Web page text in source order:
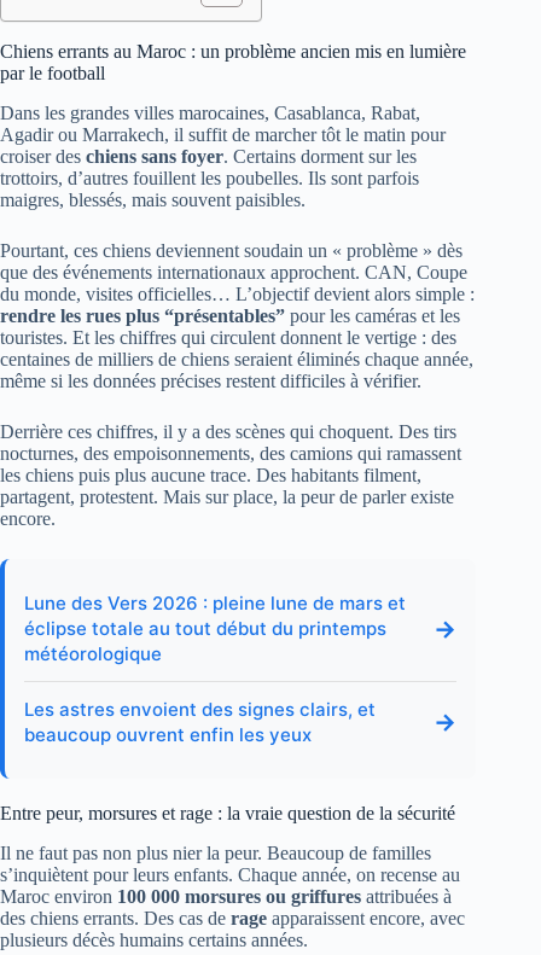
Chiens errants au Maroc : un problème ancien mis en lumière
par le football
Dans les grandes villes marocaines, Casablanca, Rabat,
Agadir ou Marrakech, il suffit de marcher tôt le matin pour
croiser des chiens sans foyer. Certains dorment sur les
trottoirs, d’autres fouillent les poubelles. Ils sont parfois
maigres, blessés, mais souvent paisibles.
Pourtant, ces chiens deviennent soudain un « problème » dès
que des événements internationaux approchent. CAN, Coupe
du monde, visites officielles… L’objectif devient alors simple :
rendre les rues plus “présentables” pour les caméras et les
touristes. Et les chiffres qui circulent donnent le vertige : des
centaines de milliers de chiens seraient éliminés chaque année,
même si les données précises restent difficiles à vérifier.
Derrière ces chiffres, il y a des scènes qui choquent. Des tirs
nocturnes, des empoisonnements, des camions qui ramassent
les chiens puis plus aucune trace. Des habitants filment,
partagent, protestent. Mais sur place, la peur de parler existe
encore.
Lune des Vers 2026 : pleine lune de mars et
éclipse totale au tout début du printemps
météorologique
→
Les astres envoient des signes clairs, et
beaucoup ouvrent enfin les yeux
→
Entre peur, morsures et rage : la vraie question de la sécurité
Il ne faut pas non plus nier la peur. Beaucoup de familles
s’inquiètent pour leurs enfants. Chaque année, on recense au
Maroc environ 100 000 morsures ou griffures attribuées à
des chiens errants. Des cas de rage apparaissent encore, avec
plusieurs décès humains certains années.